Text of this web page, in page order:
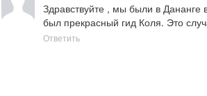
Здравствуйте , мы были в Дананге
был прекрасный гид Коля. Это
Ответить